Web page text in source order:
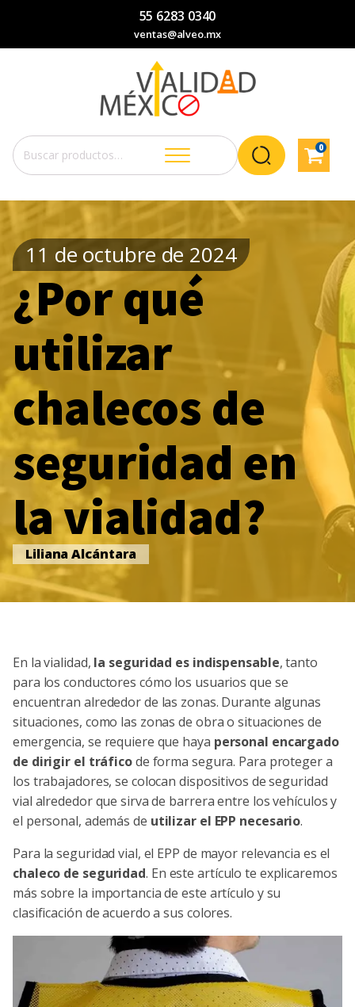
55 6283 0340
ventas@alveo.mx
Buscar
por:
0
11 de octubre de 2024
¿Por qué
utilizar
chalecos de
seguridad en
la vialidad?
Liliana Alcántara
En la vialidad, la seguridad es indispensable, tanto
para los conductores cómo los usuarios que se
encuentran alrededor de las zonas. Durante algunas
situaciones, como las zonas de obra o situaciones de
emergencia, se requiere que haya personal encargado
de dirigir el tráficode forma segura. Para proteger a
los trabajadores, se colocan dispositivos de seguridad
vial alrededor que sirva de barrera entre los vehículos y
el personal, además de utilizar el EPP necesario.
Para la seguridad vial, el EPP de mayor relevancia es el
chaleco de seguridad. En este artículo te explicaremos
más sobre la importancia de este artículo y su
clasificación de acuerdo a sus colores.